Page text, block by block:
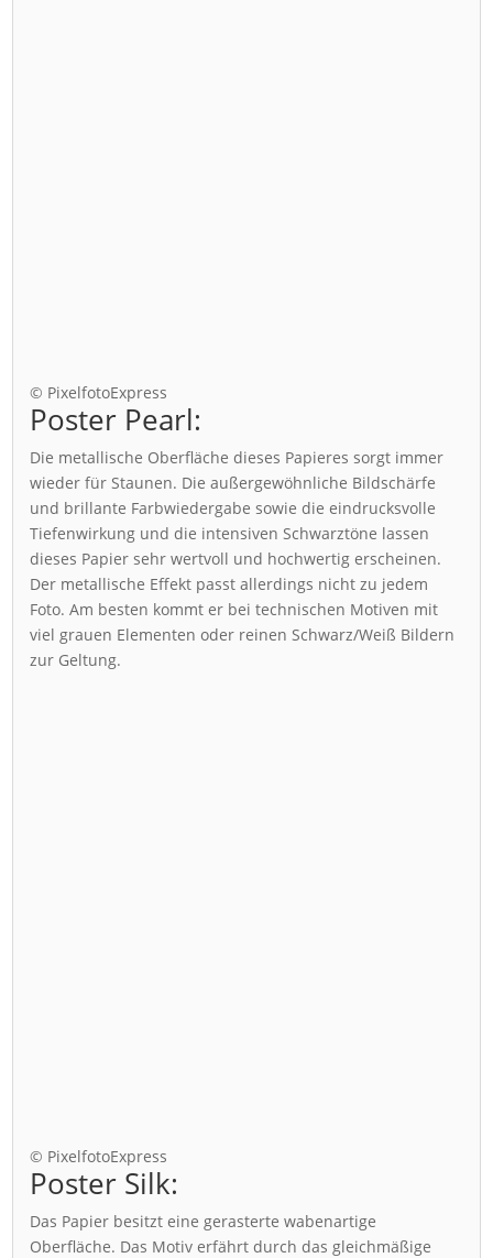
© PixelfotoExpress
Poster Pearl:
Die metallische Oberfläche dieses Papieres sorgt immer
wieder für Staunen. Die außergewöhnliche Bildschärfe
und brillante Farbwiedergabe sowie die eindrucksvolle
Tiefenwirkung und die intensiven Schwarztöne lassen
dieses Papier sehr wertvoll und hochwertig erscheinen.
Der metallische Effekt passt allerdings nicht zu jedem
Foto. Am besten kommt er bei technischen Motiven mit
viel grauen Elementen oder reinen Schwarz/Weiß Bildern
zur Geltung.
© PixelfotoExpress
Poster Silk:
Das Papier besitzt eine gerasterte wabenartige
Oberfläche. Das Motiv erfährt durch das gleichmäßige